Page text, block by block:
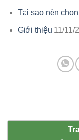
Tại sao nên
Giới thiệu 11/11/